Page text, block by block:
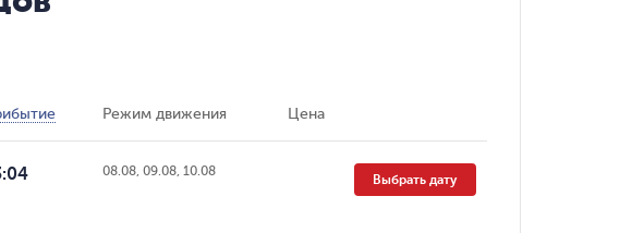
Режим движения Цена
08.08, 09.08, 10.08
Выбрать дату